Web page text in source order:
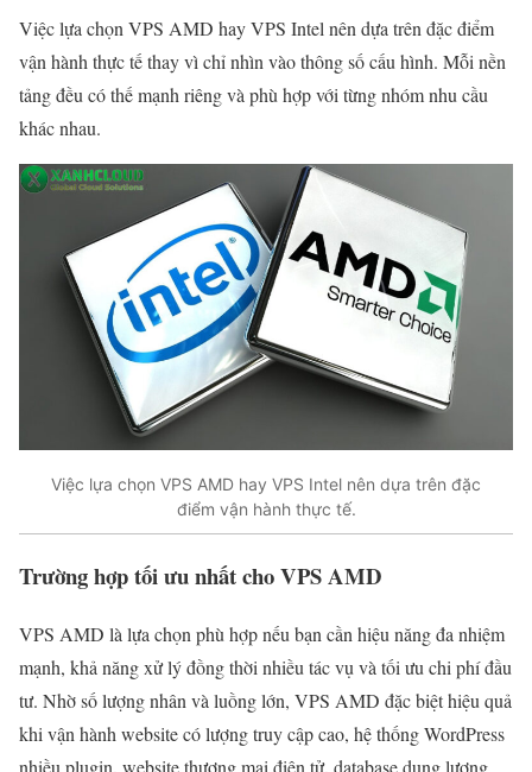
Việc lựa chọn VPS AMD hay VPS Intel nên dựa trên đặc điểm
vận hành thực tế thay vì chỉ nhìn vào thông số cấu hình. Mỗi nền
tảng đều có thế mạnh riêng và phù hợp với từng nhóm nhu cầu
khác nhau.
Việc lựa chọn VPS AMD hay VPS Intel nên dựa trên đặc
điểm vận hành thực tế.
Trường hợp tối ưu nhất cho VPS AMD
VPS AMD là lựa chọn phù hợp nếu bạn cần hiệu năng đa nhiệm
mạnh, khả năng xử lý đồng thời nhiều tác vụ và tối ưu chi phí đầu
tư. Nhờ số lượng nhân và luồng lớn, VPS AMD đặc biệt hiệu quả
khi vận hành website có lượng truy cập cao, hệ thống WordPress
nhiều plugin, website thương mại điện tử, database dung lượng